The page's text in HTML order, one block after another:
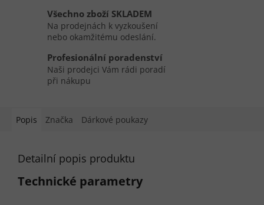
Všechno zboží SKLADEM
Na prodejnách k vyzkoušení
nebo okamžitému odeslání.
Profesionální poradenství
Naši prodejci Vám rádi poradí
při nákupu
Popis Značka Dárkové poukazy
Detailní popis produktu
Technické parametry